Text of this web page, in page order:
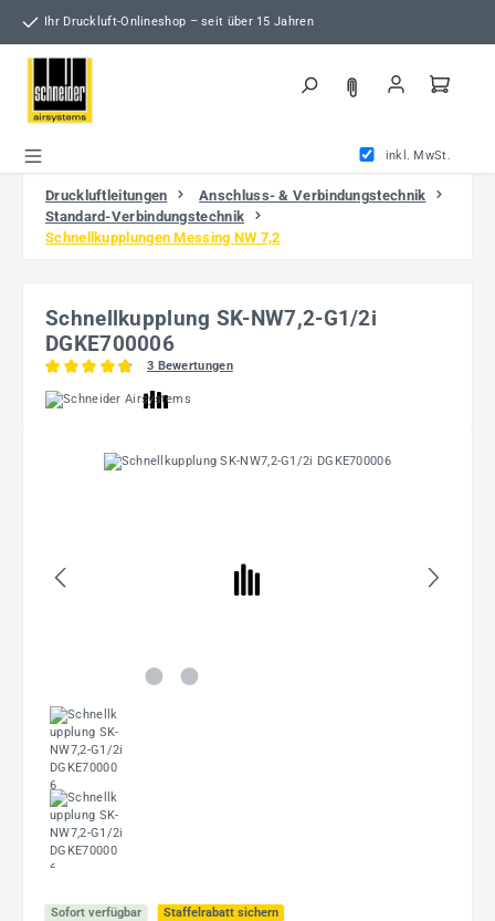
Zum Hauptinhalt springen
Ihr Druckluft-Onlineshop – seit über 15 Jahren
inkl. MwSt.
Druckluftleitungen
Anschluss- & Verbindungstechnik
Standard-Verbindungstechnik
Schnellkupplungen Messing NW 7,2
Schnellkupplung SK-NW7,2-G1/2i
DGKE700006
Durchschnittliche Bewertung von 4.67 von 5 Sternen
3 Bewertungen
Bildergalerie überspringen
Sofort verfügbar Staffelrabatt sichern